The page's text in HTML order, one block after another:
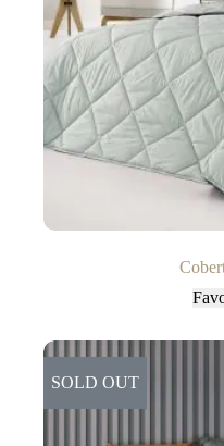
SOLD OUT